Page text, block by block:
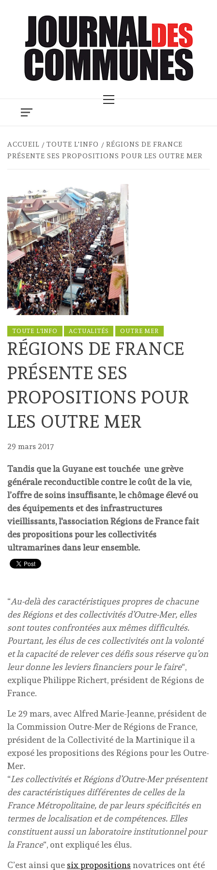
Menu
ACCUEIL TOUTE L'INFO
RÉGIONS DE FRANCE
PRÉSENTE SES PROPOSITIONS POUR LES OUTRE MER
TOUTE L'INFO ACTUALITÉS OUTRE MER
RÉGIONS DE FRANCE
PRÉSENTE SES
PROPOSITIONS POUR
LES OUTRE MER
29 mars 2017
Tandis que la Guyane est touchée une grève
générale reconductible contre le coût de la vie,
l’offre de soins insuffisante, le chômage élevé ou
des équipements et des infrastructures
vieillissants, l'association Régions de France fait
des propositions pour les collectivités
ultramarines dans leur ensemble.
“Au-delà des caractéristiques propres de chacune
des Régions et des collectivités d’Outre-Mer, elles
sont toutes confrontées aux mêmes difficultés.
Pourtant, les élus de ces collectivités ont la volonté
et la capacité de relever ces défis sous réserve qu’on
leur donne les leviers financiers pour le faire“,
explique Philippe Richert, président de Régions de
France.
Le 29 mars, avec Alfred Marie-Jeanne, président de
la Commission Outre-Mer de Régions de France,
président de la Collectivité de la Martinique il a
exposé les propositions des Régions pour les Outre-
Mer.
“Les collectivités et Régions d’Outre-Mer présentent
des caractéristiques différentes de celles de la
France Métropolitaine, de par leurs spécificités en
termes de localisation et de compétences. Elles
constituent aussi un laboratoire institutionnel pour
la France“, ont expliqué les élus.
C’est ainsi que six propositions novatrices ont été